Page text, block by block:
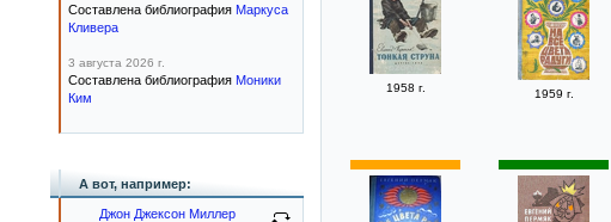
1958 г. 1959 г.
Составлена библиография Маркуса
Кливера
3 августа 2026 г.
Составлена библиография Моники
Ким
А вот, например:
Джон Джексон Миллер